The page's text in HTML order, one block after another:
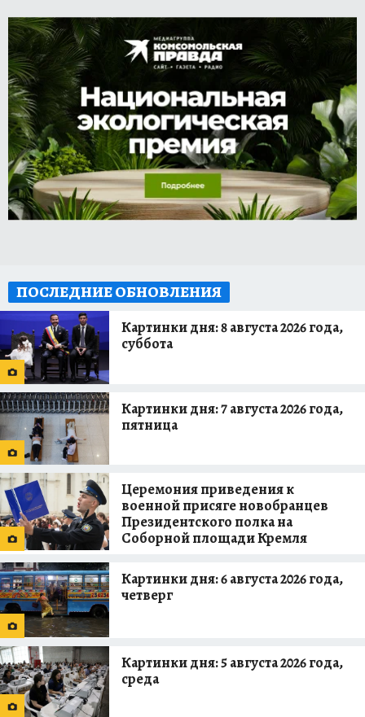
ПОСЛЕДНИЕ ОБНОВЛЕНИЯ
Картинки дня: 8 августа 2026 года,
суббота
Картинки дня: 7 августа 2026 года,
пятница
Церемония приведения к
военной присяге новобранцев
Президентского полка на
Соборной площади Кремля
Картинки дня: 6 августа 2026 года,
четверг
Картинки дня: 5 августа 2026 года,
среда